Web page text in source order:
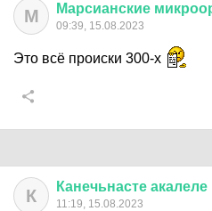
М Марсианские
09:39, 15.08.2023
Это всё происки 300-х
К Канечьнасте акалеле
11:19, 15.08.2023